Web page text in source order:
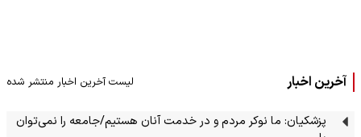
آخرین اخبار لیست آخرین اخبار منتشر شده
پزشکیان: ما نوکر مردم و در خدمت آنان هستیم/جامعه را نمی‌توان